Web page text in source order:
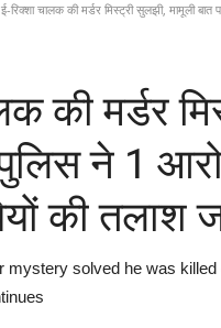
ई-रिक्शा चालक की मर्डर मिस्ट्री सुलझी, मामूली
की मर्डर
ने 1
की तलाश
mystery solved he was